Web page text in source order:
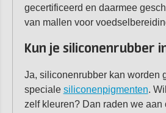
gecertificeerd en daarmee
van mallen voor
Kun je siliconenrubber
Ja, siliconenrubber kan worden
speciale siliconenpigmenten.
zelf kleuren? Dan raden we aan